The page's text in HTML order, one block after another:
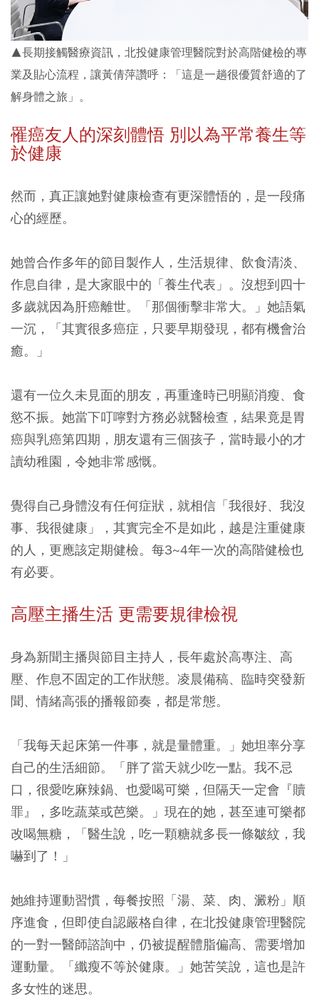
▲長期接觸醫療資訊，北投健康管理醫院對於高階健檢的專
業及貼心流程，讓黃倩萍讚呼：「這是一趟很優質舒適的了
解身體之旅」。
罹癌友人的深刻體悟 別以為平常養生等
於健康
然而，真正讓她對健康檢查有更深體悟的，是一段痛
心的經歷。
她曾合作多年的節目製作人，生活規律、飲食清淡、
作息自律，是大家眼中的「養生代表」。沒想到四十
多歲就因為肝癌離世。「那個衝擊非常大。」她語氣
一沉，「其實很多癌症，只要早期發現，都有機會治
癒。」
還有一位久未見面的朋友，再重逢時已明顯消瘦、食
慾不振。她當下叮嚀對方務必就醫檢查，結果竟是胃
癌與乳癌第四期，朋友還有三個孩子，當時最小的才
讀幼稚園，令她非常感慨。
覺得自己身體沒有任何症狀，就相信「我很好、我沒
事、我很健康」，其實完全不是如此，越是注重健康
的人，更應該定期健檢。每3~4年一次的高階健檢也
有必要。
高壓主播生活 更需要規律檢視
身為新聞主播與節目主持人，長年處於高專注、高
壓、作息不固定的工作狀態。凌晨備稿、臨時突發新
聞、情緒高張的播報節奏，都是常態。
「我每天起床第一件事，就是量體重。」她坦率分享
自己的生活細節。「胖了當天就少吃一點。我不忌
口，很愛吃麻辣鍋、也愛喝可樂，但隔天一定會『贖
罪』，多吃蔬菜或芭樂。」現在的她，甚至連可樂都
改喝無糖，「醫生說，吃一顆糖就多長一條皺紋，我
嚇到了！」
她維持運動習慣，每餐按照「湯、菜、肉、澱粉」順
序進食，但即使自認嚴格自律，在北投健康管理醫院
的一對一醫師諮詢中，仍被提醒體脂偏高、需要增加
運動量。「纖瘦不等於健康。」她苦笑說，這也是許
多女性的迷思。